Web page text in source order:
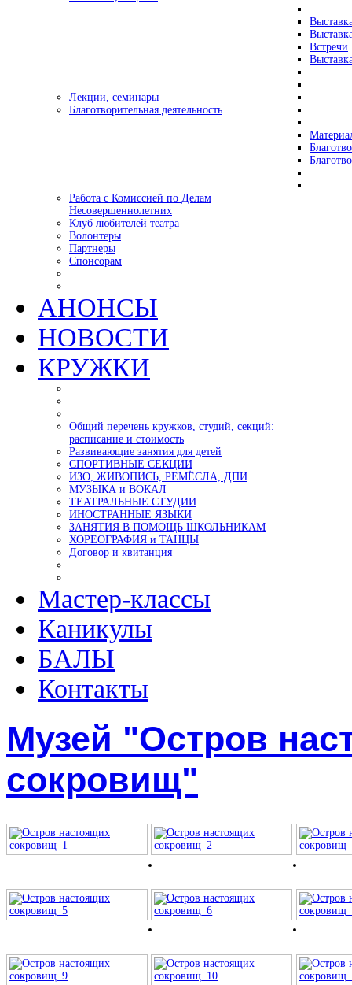
Встречи
Лекции, семинары
Благотворительная деятельность
Работа с Комиссией по Делам
Несовершеннолетних
Клуб любителей театра
Волонтеры
Партнеры
Спонсорам
АНОНСЫ
НОВОСТИ
КРУЖКИ
Общий перечень кружков, студий, секций:
расписание и стоимость
Развивающие занятия для детей
СПОРТИВНЫЕ СЕКЦИИ
ИЗО, ЖИВОПИСЬ, РЕМЁСЛА, ДПИ
МУЗЫКА и ВОКАЛ
ТЕАТРАЛЬНЫЕ СТУДИИ
ИНОСТРАННЫЕ ЯЗЫКИ
ЗАНЯТИЯ В ПОМОЩЬ ШКОЛЬНИКАМ
ХОРЕОГРАФИЯ и ТАНЦЫ
Договор и квитанция
Мастер-классы
Каникулы
БАЛЫ
Контакты
Музей "Остров
сокровищ"